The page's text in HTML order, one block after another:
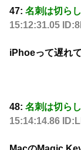
47: 名刺は切ら
15:12:31.05
iPhoeって遅れ
48: 名刺は切ら
15:14:14.86